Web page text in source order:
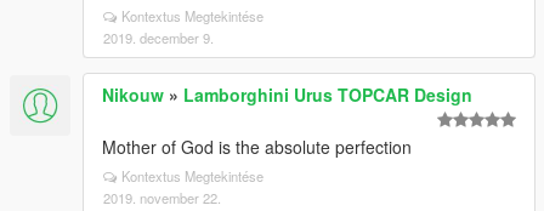
Kontextus Megtekintése
2019. december 9.
Nikouw » Lamborghini Urus TOPCAR Design
Mother of God is the absolute perfection
Kontextus Megtekintése
2019. november 22.